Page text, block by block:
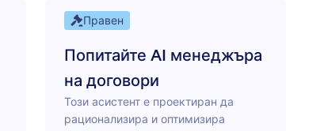
Правен
Попитайте AI менеджъра
на договори
Този асистент е проектиран да
рационализира и оптимизира